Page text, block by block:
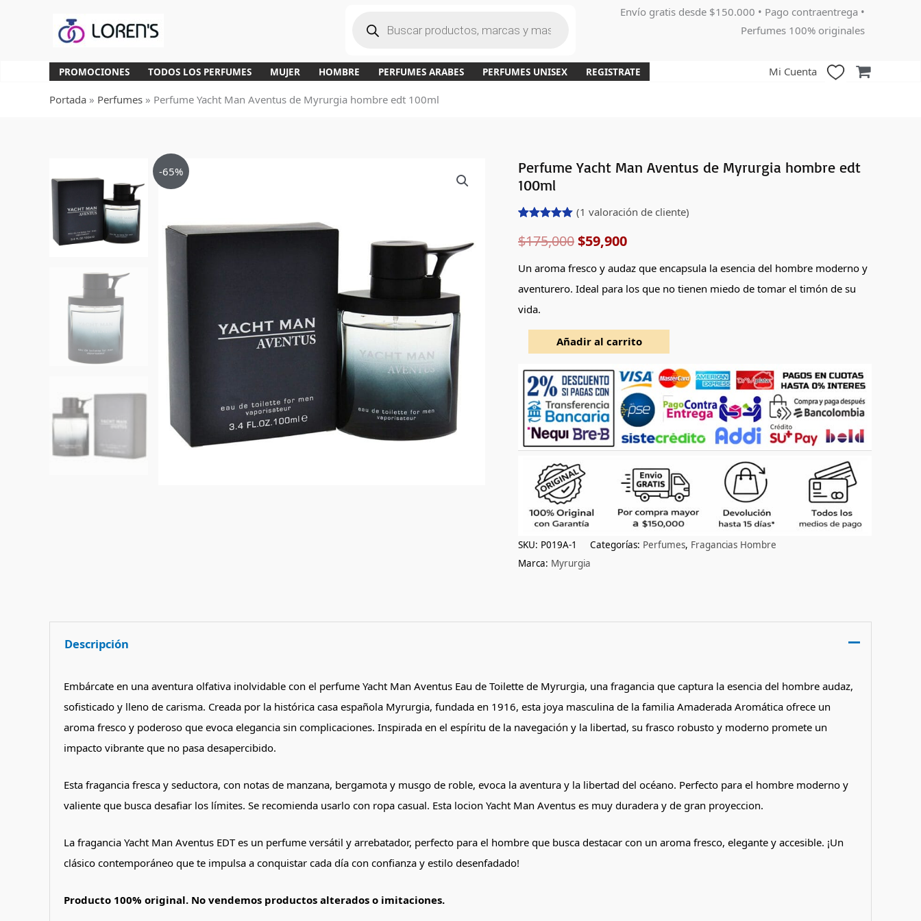
a
d
e
r
o
Envío gratis desde $150.000 • Pago contraentrega •
Perfumes 100% originales
PROMOCIONES TODOS LOS PERFUMES MUJER HOMBRE PERFUMES ARABES PERFUMES UNISEX REGISTRATE Mi Cuenta
Portada » Perfumes » Perfume Yacht Man Aventus de Myrurgia hombre edt 100ml
-65%
Perfume Yacht Man Aventus de Myrurgia hombre edt
100ml
con5.00
de 5 en
valoración
cliente
(1 valoración de cliente)
$175,000
El
era:
$175,000.
$59,900
El
$59,900.
Un aroma fresco y audaz que encapsula la esencia del hombre moderno y
aventurero. Ideal para los que no tienen miedo de tomar el timón de su
vida.
Perfume
Yacht
Man
de
edt
100ml
cantidad
Añadir al carrito
SKU: P019A-1 Categorías: Perfumes, Fragancias Hombre
Marca: Myrurgia
Descripción
Embárcate en una aventura olfativa inolvidable con el perfume Yacht Man Aventus Eau de Toilette de Myrurgia, una fragancia que captura la esencia del hombre audaz,
sofisticado y lleno de carisma. Creada por la histórica casa española Myrurgia, fundada en 1916, esta joya masculina de la familia Amaderada Aromática ofrece un
aroma fresco y poderoso que evoca elegancia sin complicaciones. Inspirada en el espíritu de la navegación y la libertad, su frasco robusto y moderno promete un
impacto vibrante que no pasa desapercibido.
Esta fragancia fresca y seductora, con notas de manzana, bergamota y musgo de roble, evoca la aventura y la libertad del océano. Perfecto para el hombre moderno y
valiente que busca desafiar los límites. Se recomienda usarlo con ropa casual. Esta locion Yacht Man Aventus es muy duradera y de gran proyeccion.
La fragancia Yacht Man Aventus EDT es un perfume versátil y arrebatador, perfecto para el hombre que busca destacar con un aroma fresco, elegante y accesible. ¡Un
clásico contemporáneo que te impulsa a conquistar cada día con confianza y estilo desenfadado!
Producto 100% original. No vendemos productos alterados o imitaciones.